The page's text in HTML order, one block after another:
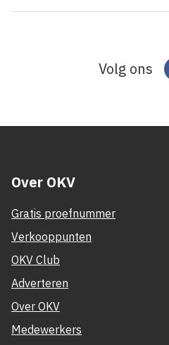
Volg ons
Over OKV
Gratis proefnummer
Verkooppunten
OKV Club
Adverteren
Over OKV
Medewerkers